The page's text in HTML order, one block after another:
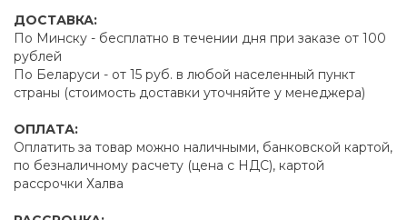
ДОСТАВКА:
По Минску - бесплатно в течении дня при заказе от 100
рублей
По Беларуси - от 15 руб. в любой населенный пункт
страны (стоимость доставки уточняйте у менеджера)
ОПЛАТА:
Оплатить за товар можно наличными, банковской картой,
по безналичному расчету (цена с НДС), картой
рассрочки Халва